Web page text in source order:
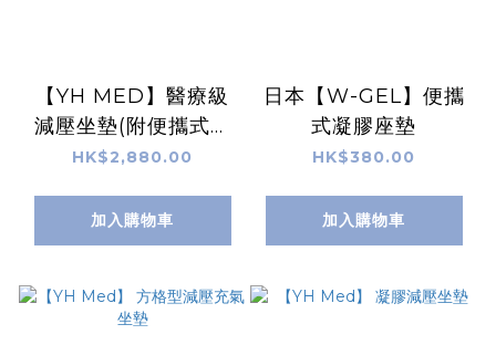
【YH MED】醫療級
減壓坐墊(附便攜式氣
泵)
HK$2,880.00
加入購物車
日本【W-GEL】便攜
式凝膠座墊
HK$380.00
加入購物車